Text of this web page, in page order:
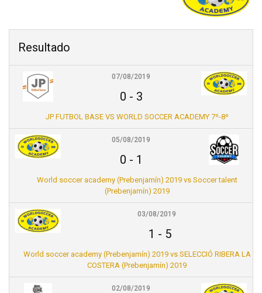
Resultado
07/08/2019
0 - 3
JP FUTBOL BASE VS WORLD SOCCER ACADEMY 7º-8º
05/08/2019
0 - 1
World soccer academy (Prebenjamín) 2019 vs Soccer talent
(Prebenjamín) 2019
03/08/2019
1 - 5
World soccer academy (Prebenjamín) 2019 vs SELECCIÓ RIBERA LA
COSTERA (Prebenjamín) 2019
02/08/2019